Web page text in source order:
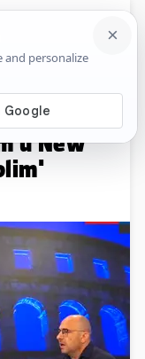
Komentari
studiju
u New